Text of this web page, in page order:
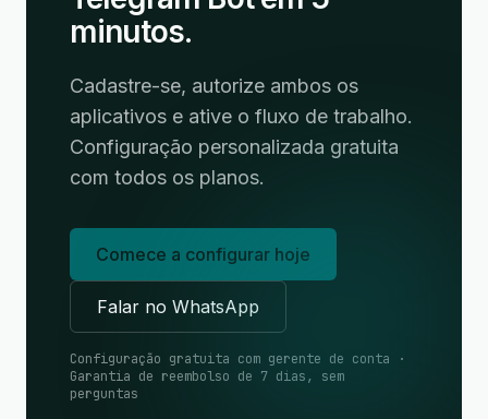
minutos.
Cadastre-se, autorize ambos os
aplicativos e ative o fluxo de trabalho.
Configuração personalizada gratuita
com todos os planos.
Comece a configurar hoje
Falar no WhatsApp
Configuração gratuita com gerente de conta ·
Garantia de reembolso de 7 dias, sem
perguntas